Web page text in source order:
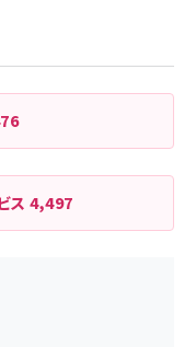
ス4,497